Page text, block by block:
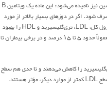
که نیاسین نیز نامیده می‌شود: این ماده یک ویتامین B
اگر در دوزهای بسیار بالاتر از مورد
نیاز مصرف شود، تمام لیپوپروتئین‌ها، یعنی کلسترول کل، LDL، تری‌گلیسیرید و HDL را بهبود
می‌بخشد. با ایتفاده از این نوع دارو سطح LDL معمولاً حدود ۵ تا ۱۵ درصد و در برخی بیماران تا
را کاهش می‌دهند و تا حدی هم سطح